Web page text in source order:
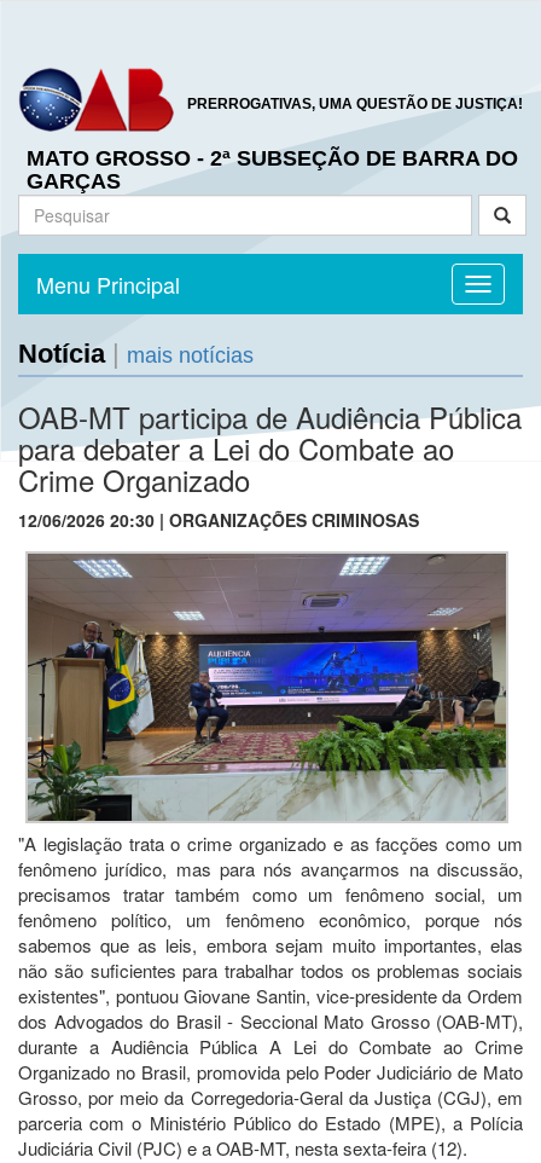
PRERROGATIVAS, UMA QUESTÃO DE JUSTIÇA!
MATO GROSSO - 2ª SUBSEÇÃO DE BARRA DO
GARÇAS
Toggle
Menu Principal
Notícia| mais notícias
OAB-MT participa de Audiência Pública
para debater a Lei do Combate ao
Crime Organizado
12/06/2026 20:30 | ORGANIZAÇÕES CRIMINOSAS
"A legislação trata o crime organizado e as facções como um
fenômeno jurídico, mas para nós avançarmos na discussão,
precisamos tratar também como um fenômeno social, um
fenômeno político, um fenômeno econômico, porque nós
sabemos que as leis, embora sejam muito importantes, elas
não são suficientes para trabalhar todos os problemas sociais
existentes", pontuou Giovane Santin, vice-presidente da Ordem
dos Advogados do Brasil - Seccional Mato Grosso (OAB-MT),
durante a Audiência Pública A Lei do Combate ao Crime
Organizado no Brasil, promovida pelo Poder Judiciário de Mato
Grosso, por meio da Corregedoria-Geral da Justiça (CGJ), em
parceria com o Ministério Público do Estado (MPE), a Polícia
Judiciária Civil (PJC) e a OAB-MT, nesta sexta-feira (12).